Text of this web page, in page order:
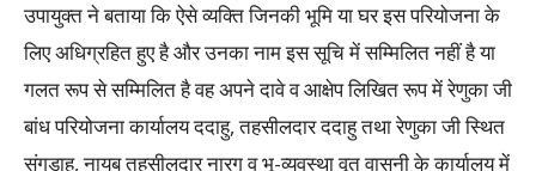
उपायुक्त ने बताया कि ऐसे व्यक्ति जिनकी भूमि या घर इस परियोजना के
लिए अधिग्रहित हुए है और उनका नाम इस सूचि में सम्मिलित नहीं है या
गलत रूप से सम्मिलित है वह अपने दावे व आक्षेप लिखित रूप में रेणुका जी
बांध परियोजना कार्यालय ददाहु, तहसीलदार ददाहु तथा रेणुका जी स्थित
संगडाह, नायब तहसीलदार नारग व भू-व्यवस्था वृत वासनी के कार्यालय में